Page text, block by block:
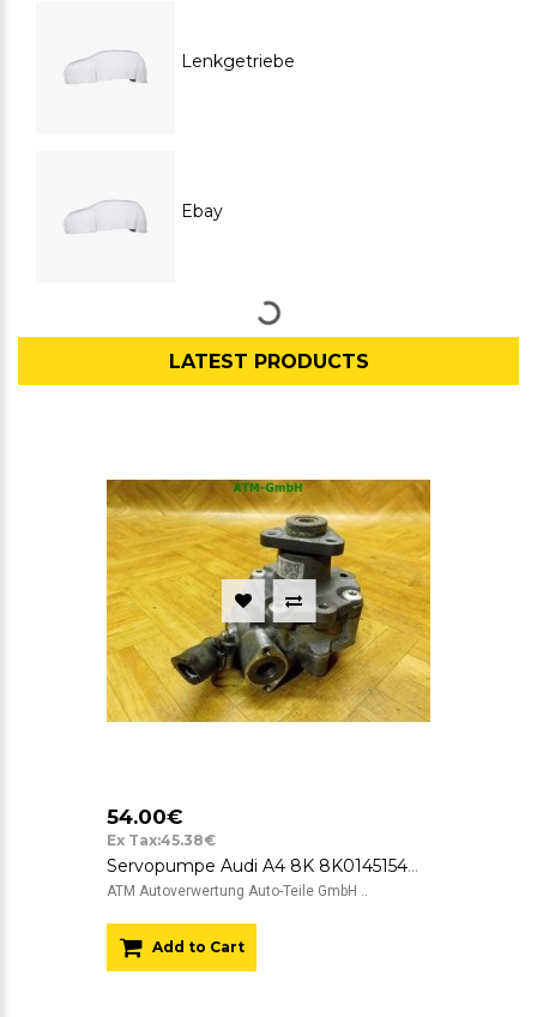
Lenkgetriebe
Ebay
LATEST PRODUCTS
54.00€
Ex Tax:45.38€
Servopumpe Audi A4 8K 8K0145154G 7651955145
ATM Autoverwertung Auto-Teile GmbH ..
Add to Cart